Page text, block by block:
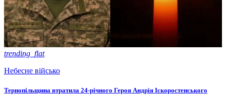
trending_flat
Небесне військо
Тернопільщина втратила 24-річного Героя Андрія Іскоростенського